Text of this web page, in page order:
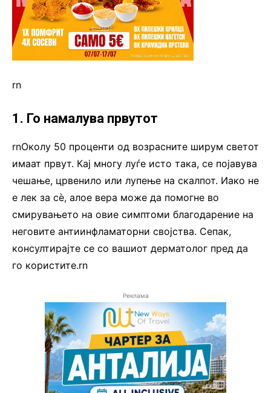
rn
1. Го намалува првутот
rnОколу 50 проценти од возрасните ширум светот
имаат првут. Кај многу луѓе исто така, се појавува
чешање, црвенило или лупење на скалпот. Иако не
е лек за сè, алое вера може да помогне во
смирувањето на овие симптоми благодарение на
неговите антиинфламаторни својства. Сепак,
консултирајте се со вашиот дерматолог пред да
го користите.rn
Реклама